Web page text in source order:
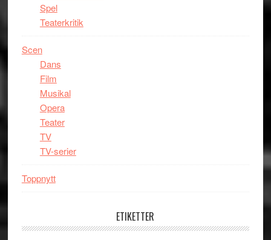
Spel
Teaterkritik
Scen
Dans
Film
Musikal
Opera
Teater
TV
TV-serier
Toppnytt
ETIKETTER